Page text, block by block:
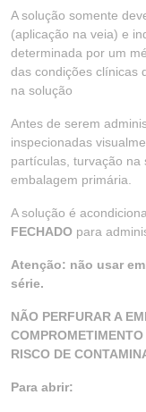
A solução somente
(aplicação na veia) e
determinada por um
das condições clínicas
na solução
Antes de serem
inspecionadas
partículas, turvação na
embalagem primária.
A solução é
FECHADO para
Atenção: não usar
série.
NÃO PERFURAR A
RISCO DE
Para abrir: